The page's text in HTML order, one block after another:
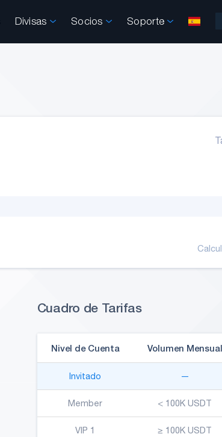
Divisas Socios Soporte
Cuadro de Tarifas
Nivel de Cuenta Volumen Mensual
Invitado —
Member < 100K USDT
VIP 1 ≥ 100K USDT